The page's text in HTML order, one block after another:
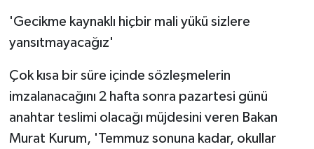
'Gecikme kaynaklı hiçbir mali yükü sizlere
yansıtmayacağız'
Çok kısa bir süre içinde sözleşmelerin
imzalanacağını 2 hafta sonra pazartesi günü
anahtar teslimi olacağı müjdesini veren Bakan
Murat Kurum, 'Temmuz sonuna kadar, okullar